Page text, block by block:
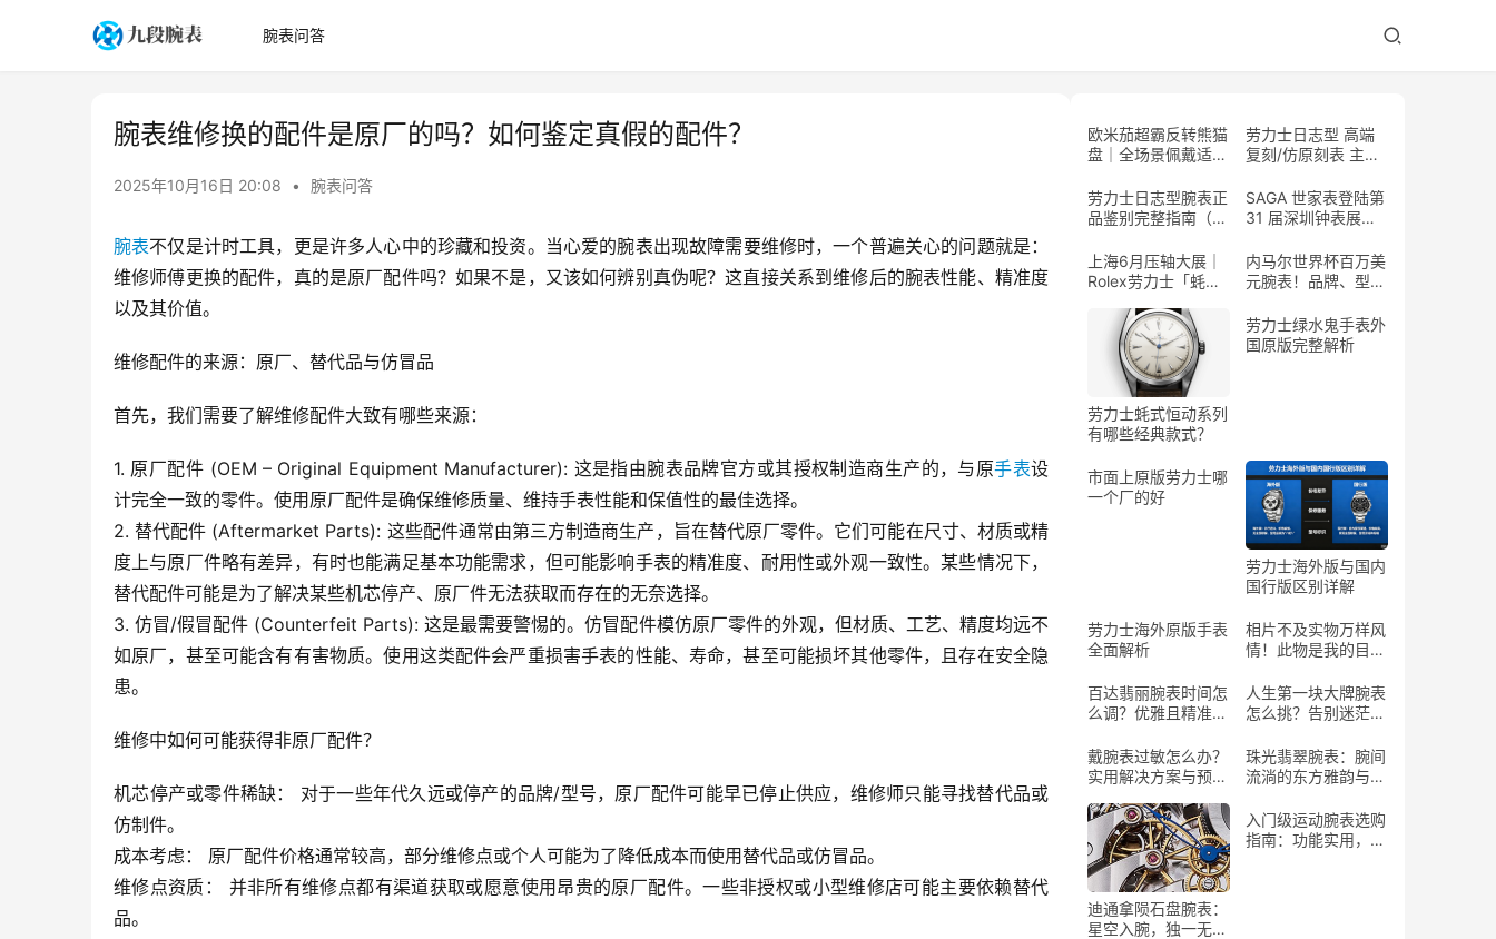
腕表问答
腕表维修换的配件是原厂的吗？如何鉴定真假的配件？
2025年10月16日 20:08 • 腕表问答
腕表不仅是计时工具，更是许多人心中的珍藏和投资。当心爱的腕表出现故障需要维修时，一个普遍关心的问题就是：
维修师傅更换的配件，真的是原厂配件吗？如果不是，又该如何辨别真伪呢？这直接关系到维修后的腕表性能、精准度
以及其价值。
维修配件的来源：原厂、替代品与仿冒品
首先，我们需要了解维修配件大致有哪些来源：
1. 原厂配件 (OEM – Original Equipment Manufacturer): 这是指由腕表品牌官方或其授权制造商生产的，与原手表设
计完全一致的零件。使用原厂配件是确保维修质量、维持手表性能和保值性的最佳选择。
2. 替代配件 (Aftermarket Parts): 这些配件通常由第三方制造商生产，旨在替代原厂零件。它们可能在尺寸、材质或精
度上与原厂件略有差异，有时也能满足基本功能需求，但可能影响手表的精准度、耐用性或外观一致性。某些情况下，
替代配件可能是为了解决某些机芯停产、原厂件无法获取而存在的无奈选择。
3. 仿冒/假冒配件 (Counterfeit Parts): 这是最需要警惕的。仿冒配件模仿原厂零件的外观，但材质、工艺、精度均远不
如原厂，甚至可能含有有害物质。使用这类配件会严重损害手表的性能、寿命，甚至可能损坏其他零件，且存在安全隐
患。
维修中如何可能获得非原厂配件？
机芯停产或零件稀缺： 对于一些年代久远或停产的品牌/型号，原厂配件可能早已停止供应，维修师只能寻找替代品或
仿制件。
成本考虑： 原厂配件价格通常较高，部分维修点或个人可能为了降低成本而使用替代品或仿冒品。
维修点资质： 并非所有维修点都有渠道获取或愿意使用昂贵的原厂配件。一些非授权或小型维修店可能主要依赖替代
品。
欧米茄超霸反转熊猫
盘｜全场景佩戴适配
劳力士日志型 高端
复刻/仿原刻表 主流
劳力士日志型腕表正
品鉴别完整指南（普
SAGA 世家表登陆第
31 届深圳钟表展，
宝腕表惊艳亮相
上海6月压轴大展｜
Rolex劳力士「蚝式
年制表史诗独家呈现
内马尔世界杯百万美
元腕表！品牌、型
解析
劳力士蚝式恒动系列
有哪些经典款式？
劳力士绿水鬼手表外
国原版完整解析
市面上原版劳力士哪
一个厂的好
劳力士海外版与国内
国行版区别详解
劳力士海外原版手表
全面解析
相片不及实物万样风
情！此物是我的目标
百达翡丽腕表时间怎
么调？优雅且精准的
人生第一块大牌腕表
怎么挑？告别迷茫，
戴腕表过敏怎么办？
实用解决方案与预防
珠光翡翠腕表：腕间
流淌的东方雅韵与自
迪通拿陨石盘腕表：
星空入腕，独一无二
入门级运动腕表选购
指南：功能实用，助